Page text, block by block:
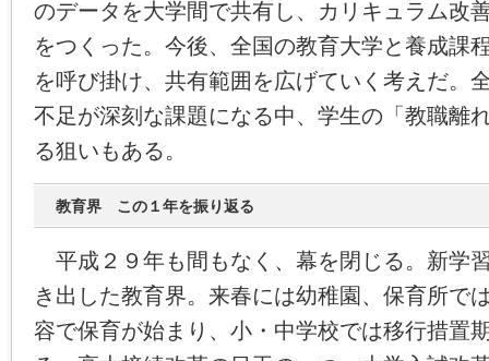
のデータを大学間で共有し、カリキュラム改
をつくった。今後、全国の教育大学と養成課
を呼び掛け、共有範囲を広げていく考えだ。
不足が深刻な課題になる中、学生の「教職離
る狙いもある。
教育界 この１年を振り返る
平成２９年も間もなく、幕を閉じる。新学
き出した教育界。来春には幼稚園、保育所で
容で保育が始まり、小・中学校では移行措置